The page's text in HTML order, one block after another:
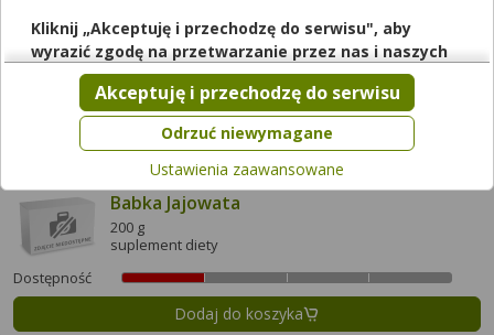
Allnutrition Probiotic 100 Ultimate
60 kaps.
suplement diety
Dodaj do koszyka
Babka Jajowata
200 g
suplement diety
Dostępność
Dodaj do koszyka
Kliknij „Akceptuję i przechodzę do serwisu", aby
wyrazić zgodę na przetwarzanie przez nas i naszych
partnerów Twoich danych w powyższych celach.
Pamiętaj, że wyrażenie zgody jest dobrowolne, a wyrażoną
zgodę możesz w każdej chwili cofnąć, możesz też wycofać
zgodę na przetwarzanie Twoich danych tylko w niektórych
celach. Jeżeli chcesz dowiedzieć się więcej lub chcesz
przeprowadzić konfigurację szczegółową, to możesz tego
dokonać za pomocą „Ustawień zaawansowanych".
Więcej informacji na temat wykorzystywania narzędzi
zewnętrznych w naszym serwisie znajdziesz wRegulaminie
Serwisu.
Odrzuć niewymagane
Akceptuję i przechodzę do serwisu
Ustawienia zaawansowane